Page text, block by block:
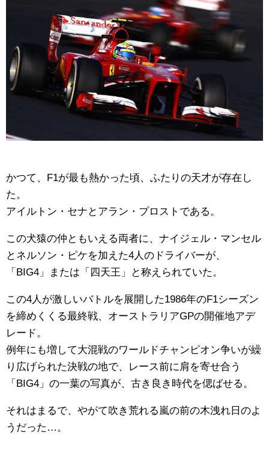
かつて、F1が最も熱かった頃、ふたりの天才が存在し
た。
アイルトン・セナとアラン・プロストである。
この犬猿の仲ともいえる両者に、ナイジェル・マンセル
とネルソン・ピケを加えた4人のドライバーが、
「BIG4」または「四天王」と称えられていた。
この4人が激しいバトルを展開した1986年のF1シーズン
を締めくくる最終戦、オーストラリアGPの開催地アデ
レード。
例年にも増して大混戦のワールドチャンピオン争いが繰
り広げられた決戦の地で、レース前に肩を寄せ合う
「BIG4」の一葉の写真が、古き良き時代を偲ばせる。
それはまるで、やがて吹き荒れる嵐の前の木洩れ日のよ
うだった…。